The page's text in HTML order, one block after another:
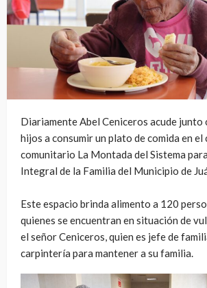
Diariamente Abel Ceniceros acude junto
hijos a consumir un plato de comida en el
comunitario La Montada del Sistema
Integral de la Familia del Municipio de
Este espacio brinda alimento a 120
quienes se encuentran en situación de
el señor Ceniceros, quien es jefe de
carpintería para mantener a su familia.